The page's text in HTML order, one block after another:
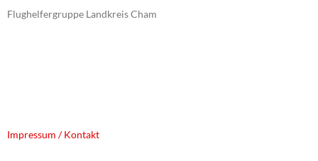
Flughelfergruppe Landkreis Cham
Impressum / Kontakt